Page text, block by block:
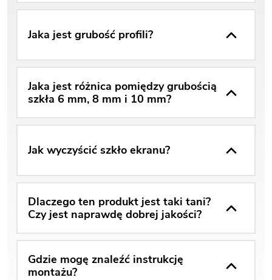
Jaka jest grubość profili?
Jaka jest różnica pomiędzy grubością
szkła 6 mm, 8 mm i 10 mm?
Jak wyczyścić szkło ekranu?
Dlaczego ten produkt jest taki tani?
Czy jest naprawdę dobrej jakości?
Gdzie mogę znaleźć instrukcję
montażu?